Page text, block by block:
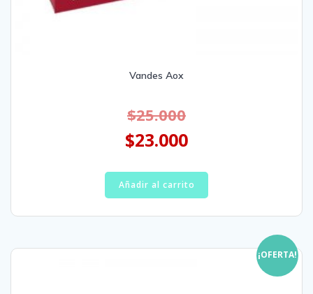
Vandes Aox
$25.000
$23.000
Añadir al carrito
¡OFERTA!